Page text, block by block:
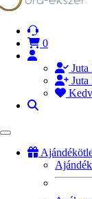
0
Juta